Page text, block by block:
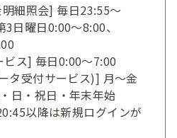
細照会] 毎日23:55～
日曜日0:00～8:00、
ビス] 毎日0:00～7:00
タ受付サービス)] 月～金
日・祝日・年末年始
以降は新規ログインが